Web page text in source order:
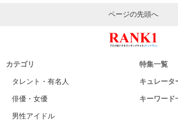
ページの先頭へ
カテゴリ
タレント・有名人
俳優・女優
男性アイドル
特集一覧
キュレータ
キーワード